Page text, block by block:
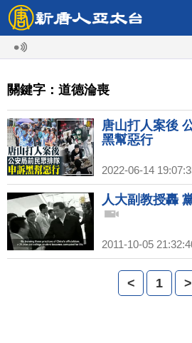
關鍵字：道德淪喪
唐山打人案後
黑幫惡行
2022-06-14
人大副教授轟
2011-10-05
< 1 >